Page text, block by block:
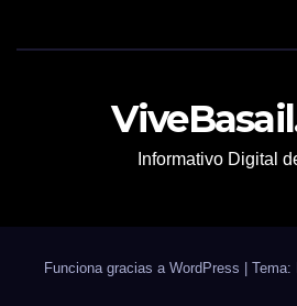
Informativo Digital
Funciona gracias a WordPress | Tema: